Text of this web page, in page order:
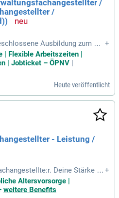
/
/
Ausbildung zum Ver
w/d), zum Sozialversicherung
zum Fachangestellten (m/
oder; eine abgeschlo
+
| Flexible Arbeitszeiten |
| Jobticket – ÖPNV |
Heute veröffentlicht
- Leistung /
Deine Stärke ist
und du hast Freude am direk
klar und empathisch,
+
Altersvorsorge |
weitere Benefits